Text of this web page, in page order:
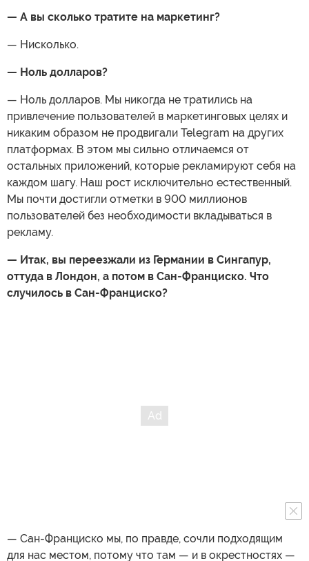
— А вы сколько тратите на маркетинг?
— Нисколько.
— Ноль долларов?
— Ноль долларов. Мы никогда не тратились на
привлечение пользователей в маркетинговых целях и
никаким образом не продвигали Telegram на других
платформах. В этом мы сильно отличаемся от
остальных приложений, которые рекламируют себя на
каждом шагу. Наш рост исключительно естественный.
Мы почти достигли отметки в 900 миллионов
пользователей без необходимости вкладываться в
рекламу.
— Итак, вы переезжали из Германии в Сингапур,
оттуда в Лондон, а потом в Сан-Франциско. Что
случилось в Сан-Франциско?
— Сан-Франциско мы, по правде, сочли подходящим
для нас местом, потому что там — и в окрестностях —